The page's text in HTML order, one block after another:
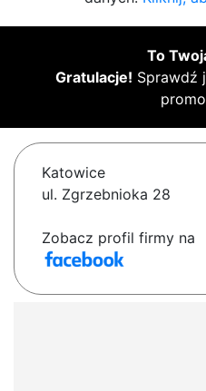
To
Gratulacje! Sprawdź
Katowice
ul. Zgrzebnioka 28
Zobacz profil firmy na